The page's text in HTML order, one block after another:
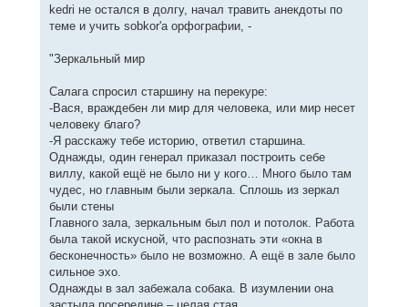
kedri не остался в долгу, начал травить анекдоты по
теме и учить sobkor'a орфографии, -
"Зеркальный мир
Салага спросил старшину на перекуре:
-Вася, враждебен ли мир для человека, или мир несет
человеку благо?
-Я расскажу тебе историю, ответил старшина.
Однажды, один генерал приказал построить себе
виллу, какой ещё не было ни у кого… Много было там
чудес, но главным были зеркала. Сплошь из зеркал
были стены
Главного зала, зеркальным был пол и потолок. Работа
была такой искусной, что распознать эти «окна в
бесконечность» было не возможно. А ещё в зале было
сильное эхо.
Однажды в зал забежала собака. В изумлении она